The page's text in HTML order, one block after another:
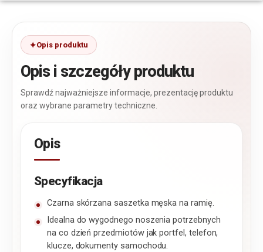
Opis produktu
Opis i szczegóły produktu
Sprawdź najważniejsze informacje, prezentację produktu
oraz wybrane parametry techniczne.
Opis
Specyfikacja
Czarna skórzana saszetka męska na ramię.
Idealna do wygodnego noszenia potrzebnych
na co dzień przedmiotów jak portfel, telefon,
klucze, dokumenty samochodu.